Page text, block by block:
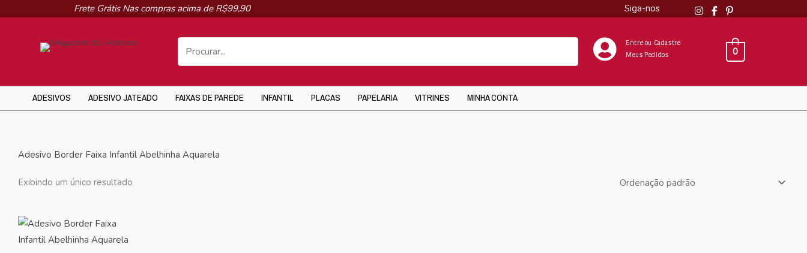
Frete Grátis Nas compras acima de R$99,90 Siga-nos
Entre ou Cadastre
Meus Pedidos
0
ADESIVOS ADESIVO JATEADO FAIXAS DE PAREDE INFANTIL PLACAS PAPELARIA VITRINES MINHA CONTA
Adesivo Border Faixa Infantil Abelhinha Aquarela
Exibindo um único resultado